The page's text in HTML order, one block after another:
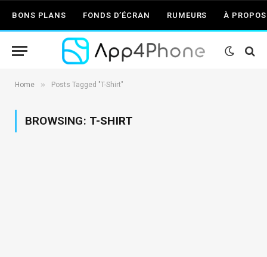
BONS PLANS FONDS D’ÉCRAN RUMEURS À PROPOS
Home » Posts Tagged "T-Shirt"
BROWSING: T-SHIRT